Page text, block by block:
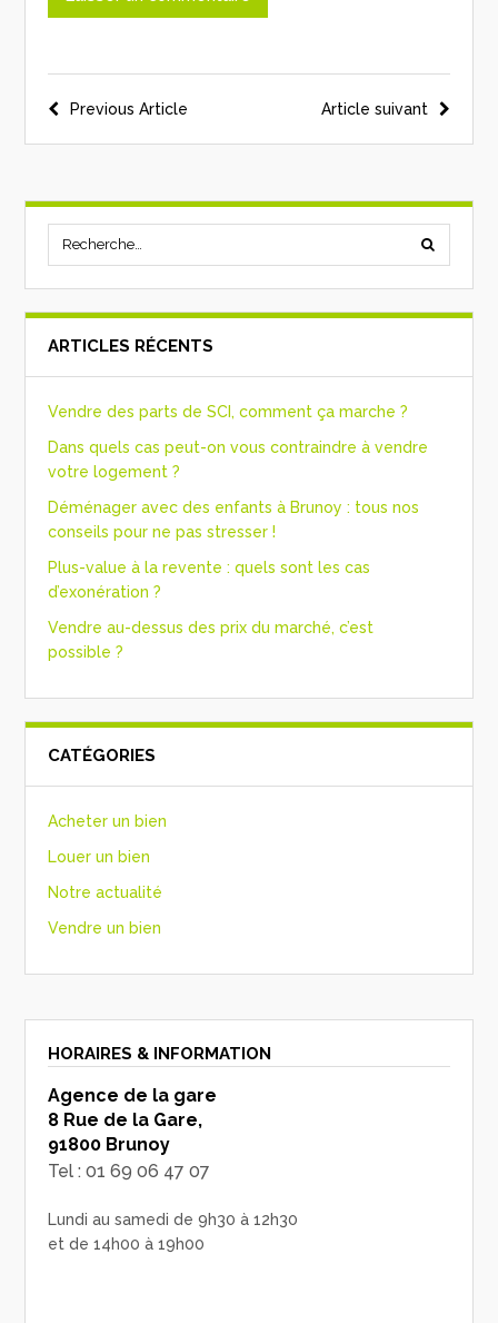
Article suivant
Previous Article
ARTICLES RÉCENTS
Vendre des parts de SCI, comment ça marche ?
Dans quels cas peut-on vous contraindre à vendre
votre logement ?
Déménager avec des enfants à Brunoy : tous nos
conseils pour ne pas stresser !
Plus-value à la revente : quels sont les cas
d’exonération ?
Vendre au-dessus des prix du marché, c’est
possible ?
CATÉGORIES
Acheter un bien
Louer un bien
Notre actualité
Vendre un bien
HORAIRES & INFORMATION
Agence de la gare
8 Rue de la Gare,
91800 Brunoy
Tel : 01 69 06 47 07
Lundi au samedi de 9h30 à 12h30
et de 14h00 à 19h00